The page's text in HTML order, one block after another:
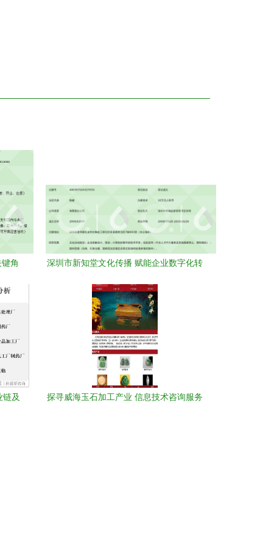
角
深圳市新知堂文化传播 赋能企业数字化转
链及
探寻威海玉石加工产业 信息技术咨询服务